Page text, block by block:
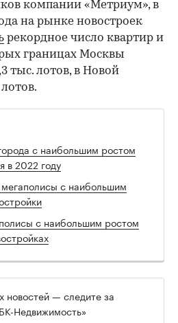
компании «Метриум», в
на рынке новостроек
рекордное число квартир и
границах Москвы
тыс. лотов, в Новой
с наибольшим ростом
в 2022 году
с наибольшим
с наибольшим ростом
новостей — следите за
Недвижимость»